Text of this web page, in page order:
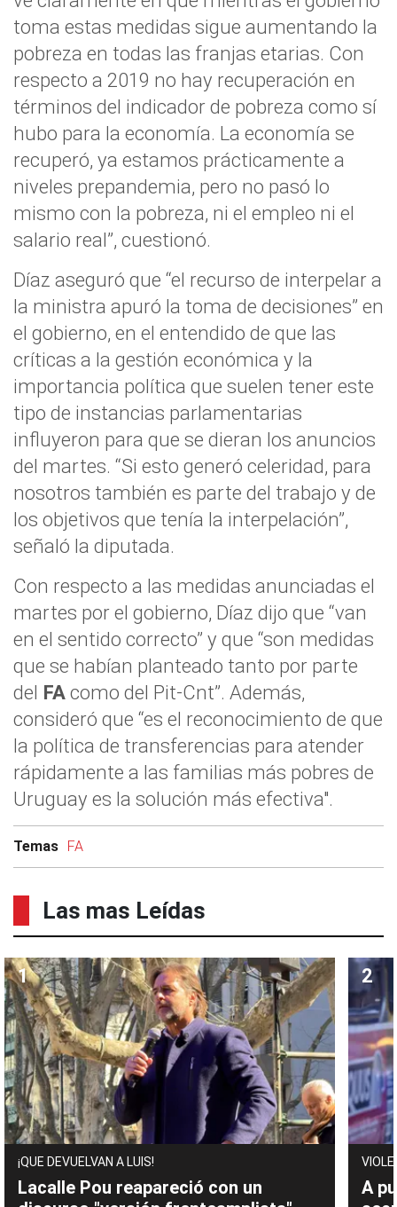
toma estas medidas sigue aumentando la
pobreza en todas las franjas etarias. Con
respecto a 2019 no hay recuperación en
términos del indicador de pobreza como sí
hubo para la economía. La economía se
recuperó, ya estamos prácticamente a
niveles prepandemia, pero no pasó lo
mismo con la pobreza, ni el empleo ni el
salario real”, cuestionó.
Díaz aseguró que “el recurso de interpelar a
la ministra apuró la toma de decisiones” en
el gobierno, en el entendido de que las
críticas a la gestión económica y la
importancia política que suelen tener este
tipo de instancias parlamentarias
influyeron para que se dieran los anuncios
del martes. “Si esto generó celeridad, para
nosotros también es parte del trabajo y de
los objetivos que tenía la interpelación”,
señaló la diputada.
Con respecto a las medidas anunciadas el
martes por el gobierno, Díaz dijo que “van
en el sentido correcto” y que “son medidas
que se habían planteado tanto por parte
del FAcomo del Pit-Cnt”. Además,
consideró que “es el reconocimiento de que
la política de transferencias para atender
rápidamente a las familias más pobres de
Uruguay es la solución más efectiva".
Temas FA
Las mas Leídas
¡QUE DEVUELVAN A LUIS!
Lacalle Pou reapareció con un
A